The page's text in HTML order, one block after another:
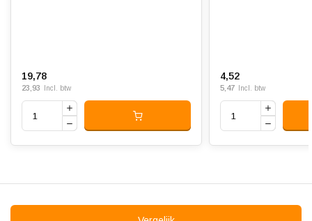
19,78
23,93 Incl. btw
4,52
5,47 Incl. btw